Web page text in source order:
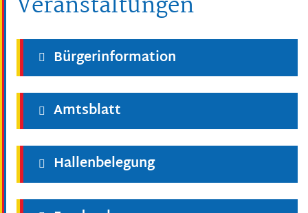
Bürgerinformation
Amtsblatt
Hallenbelegung